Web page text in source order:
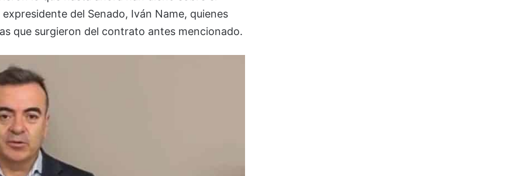
del Senado, Iván Name, quienes
que surgieron del contrato antes mencionado.